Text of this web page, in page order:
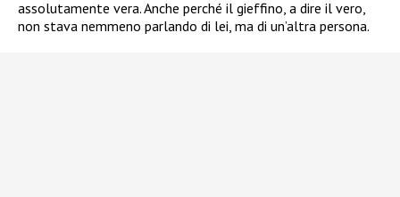
assolutamente vera. Anche perché il gieffino, a dire il vero,
non stava nemmeno parlando di lei, ma di un’altra persona.